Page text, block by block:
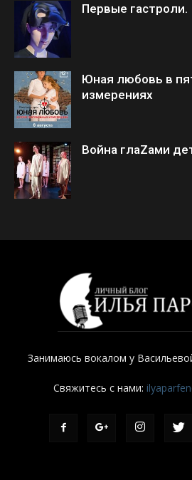
Первые гастроли.
Юная любовь в
измерениях
Война глаZами
Занимаюсь вокалом у
Свяжитесь с нами: